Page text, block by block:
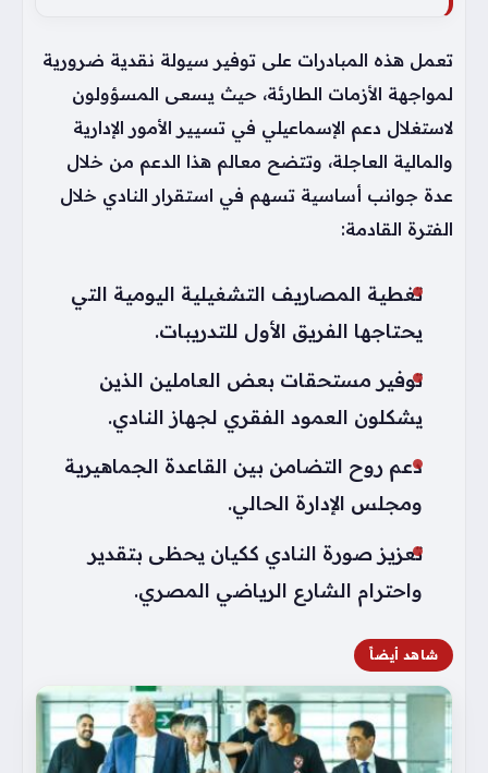
تعمل هذه المبادرات على توفير سيولة نقدية ضرورية
لمواجهة الأزمات الطارئة، حيث يسعى المسؤولون
لاستغلال دعم الإسماعيلي في تسيير الأمور الإدارية
والمالية العاجلة، وتتضح معالم هذا الدعم من خلال
عدة جوانب أساسية تسهم في استقرار النادي خلال
الفترة القادمة:
تغطية المصاريف التشغيلية اليومية التي
يحتاجها الفريق الأول للتدريبات.
توفير مستحقات بعض العاملين الذين
يشكلون العمود الفقري لجهاز النادي.
دعم روح التضامن بين القاعدة الجماهيرية
ومجلس الإدارة الحالي.
تعزيز صورة النادي ككيان يحظى بتقدير
واحترام الشارع الرياضي المصري.
شاهد أيضاً